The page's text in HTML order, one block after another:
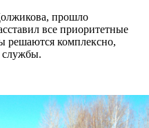
прошло
все приоритетные
решаются комплексно,
службы.